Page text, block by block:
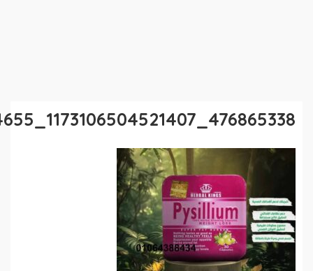
476865338_1173106504521407_3640784790901574655_n